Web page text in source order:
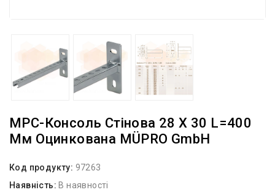
MPC-Консоль Стінова 28 Х 30 L=400
Мм Оцинкована MÜPRO GmbH
Код продукту: 97263
Наявність: В наявності